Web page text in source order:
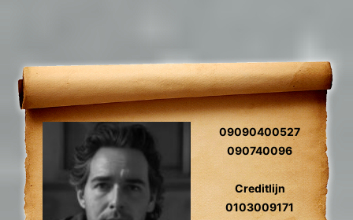
09090400527
090740096
Creditlijn
0103009171